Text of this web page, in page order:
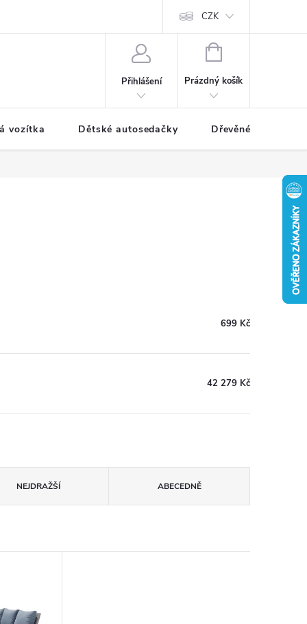
CZK
Přihlášení
NÁKUPNÍ
Prázdný košík
vozítka Dětské autosedačky Dřevěné hračky
699 Kč
42 279 Kč
NEJDRAŽŠÍ ABECEDNĚ